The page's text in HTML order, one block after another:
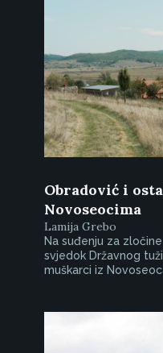
Obradović i
Novoseocima
Lamija Grebo
Na suđenju za
svjedok Državnog
muškarci iz